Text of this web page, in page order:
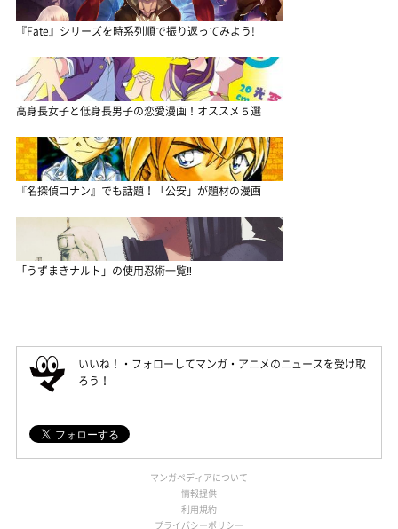
『Fate』シリーズを時系列順で振り返ってみよう!
高身長女子と低身長男子の恋愛漫画！オススメ５選
『名探偵コナン』でも話題！「公安」が題材の漫画
「うずまきナルト」の使用忍術一覧‼
いいね！・フォローしてマンガ・アニメのニュースを受け取
ろう！
マンガペディアについて
情報提供
利用規約
プライバシーポリシー